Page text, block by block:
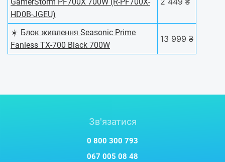
GamerStorm PF700X 700W (R-PF700X-
HD0B-JGEU)
☀️ Блок живлення Seasonic Prime
Fanless TX-700 Black 700W
13 999 ₴
Зв'язатися
0 800 300 793
067 005 08 48